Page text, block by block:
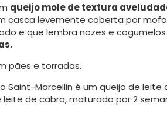
queijo mole de textura
casca levemente coberta por
e que lembra nozes e
pães e torradas.
Saint-Marcellin é um queijo de
de cabra, maturado por 2